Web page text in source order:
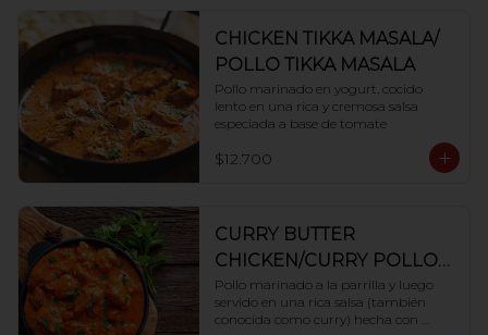
CHICKEN TIKKA MASALA/
POLLO TIKKA MASALA
Pollo marinado en yogurt, cocido
lento en una rica y cremosa salsa
especiada a base de tomate
$12.700
CURRY BUTTER
CHICKEN/CURRY POLLO
LA MANTEQUILLA
Pollo marinado a la parrilla y luego
servido en una rica salsa (también
conocida como curry) hecha con